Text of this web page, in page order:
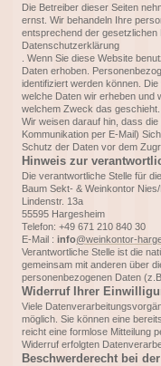
Die Betreiber dieser Seiten
ernst. Wir behandeln Ihre
entsprechend der
Datenschutzerklärung
. Wenn Sie diese Website
Daten erhoben.
identifiziert werden können.
welche Daten wir erheben und
welchem Zweck das geschieht.
Wir weisen darauf hin, dass
Kommunikation per E-Mail)
Schutz der Daten vor dem
Hinweis zur
Die verantwortliche Stelle für
Baum Sekt- & Weinkontor
Lindenstr. 13a
55595 Hargesheim
Telefon: +49 671 210 840 30
E-Mail : info@weinkontor-
Verantwortliche Stelle ist die
gemeinsam mit anderen über
personenbezogenen Daten
Widerruf Ihrer
Viele
möglich. Sie können eine
reicht eine formlose Mitteilung
Widerruf erfolgten
Beschwerderecht bei